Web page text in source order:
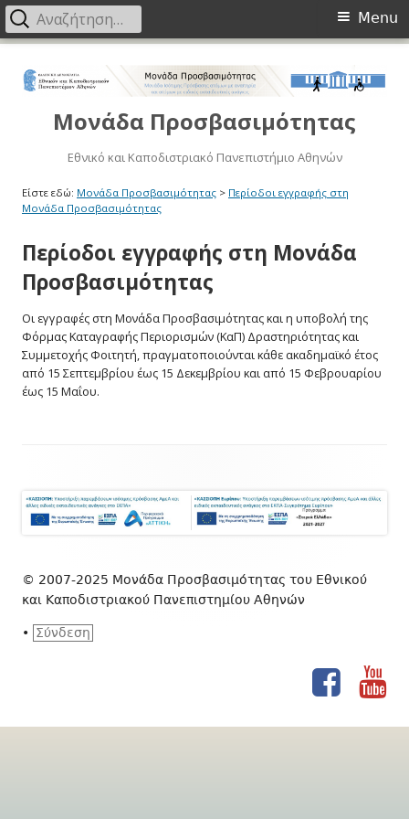
περιεχόμενο
Μονάδα Προσβασιμότητας
Εθνικό και Καποδιστριακό Πανεπιστήμιο Αθηνών
Primary
Menu
Menu
Αναζήτηση
Είστε εδώ: Μονάδα Προσβασιμότητας > Περίοδοι εγγραφής στη
Μονάδα Προσβασιμότητας
Περίοδοι εγγραφής στη Μονάδα
Προσβασιμότητας
Οι εγγραφές στη Μονάδα Προσβασιμότητας και η υποβολή της
Φόρμας Καταγραφής Περιορισμών (ΚαΠ) Δραστηριότητας και
Συμμετοχής Φοιτητή, πραγματοποιούνται κάθε ακαδημαϊκό έτος
από 15 Σεπτεμβρίου έως 15 Δεκεμβρίου και από 15 Φεβρουαρίου
έως 15 Μαΐου.
© 2007-2025 Μονάδα Προσβασιμότητας του Εθνικού
και Καποδιστριακού Πανεπιστημίου Αθηνών
• Σύνδεση
Menu
Facebook